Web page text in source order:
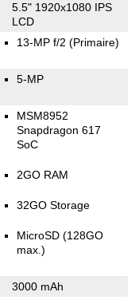
5.5" 1920x1080 IPS
LCD
13-MP f/2 (Primaire)
5-MP
MSM8952
Snapdragon 617
SoC
2GO RAM
32GO Storage
MicroSD (128GO
max.)
3000 mAh